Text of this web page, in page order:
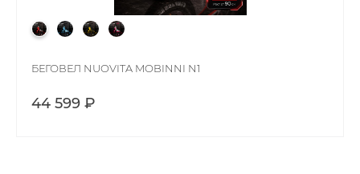
БЕГОВЕЛ NUOVITA MOBINNI N1
44 599 ₽